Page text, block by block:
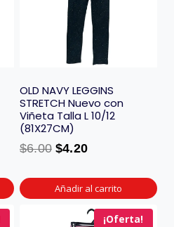
OLD NAVY LEGGINS
STRETCH Nuevo con
Viñeta Talla L 10/12
(81X27CM)
$6.00 $4.20
Añadir al carrito
¡Oferta!